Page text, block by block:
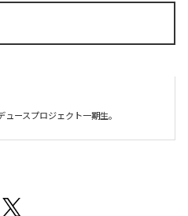
ースプロジェクト一期生。